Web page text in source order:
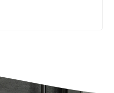
التنظيف—قد تكون هذه
المقاوم للصدأ.اسحب
السلسلة. 2. ارفع
العمل بسبب انكسار